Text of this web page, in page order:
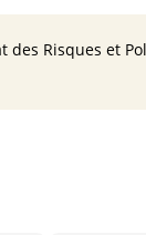
des Risques et